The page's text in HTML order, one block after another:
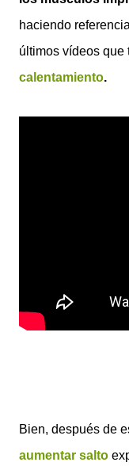
haciendo
últimos vídeos que
calentamiento.
Bien, después de
aumentar salto